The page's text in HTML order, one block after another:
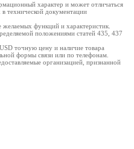
характер и может отличаться
технической документации
желаемых функций и характеристик.
положениями статей 435, 437
точную цену и наличие товара
формы связи или по телефонам.
организацией, признанной